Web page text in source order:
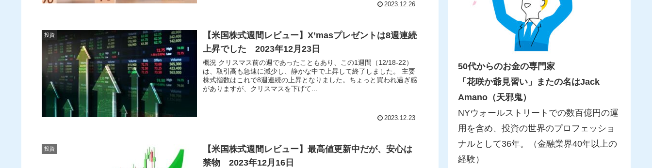
2023.12.26
投資
【米国株式週間レビュー】X’masプレゼントは8週連続
上昇でした 2023年12月23日
概況 クリスマス前の週であったこともあり、この1週間（12/18-22）
は、取引高も急速に減少し、静かな中で上昇して終了しました。 主要
株式指数はこれで8週連続の上昇となりました。ちょっと買われ過ぎ感
がありますが、クリスマスを下げて...
2023.12.23
投資
【米国株式週間レビュー】最高値更新中だが、安心は
禁物 2023年12月16日
50代からのお金の専門家
「花咲か爺見習い」またの名はJack
Amano（天邪鬼）
NYウォールストリートでの数百億円の運
用を含め、投資の世界のプロフェッショ
ナルとして36年。（金融業界40年以上の
経験）